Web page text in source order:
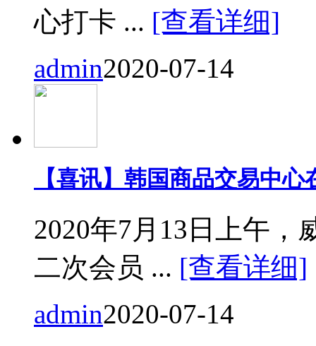
心打卡 ... [查看详细]
admin2020-07-14
【喜讯】韩国商品交易中
2020年7月13日上午，
二次会员 ... [查看详细]
admin2020-07-14